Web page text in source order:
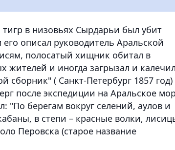
в низовьях Сырдарьи был убит
описал руководитель Аральской
полосатый хищник обитал в
жителей и иногда загрызал и калечил
( Санкт-Петербург 1857 год)
после экспедиции на Аральское
"По берегам вокруг селений, аулов и
в степи – красные волки,
Перовска (старое название